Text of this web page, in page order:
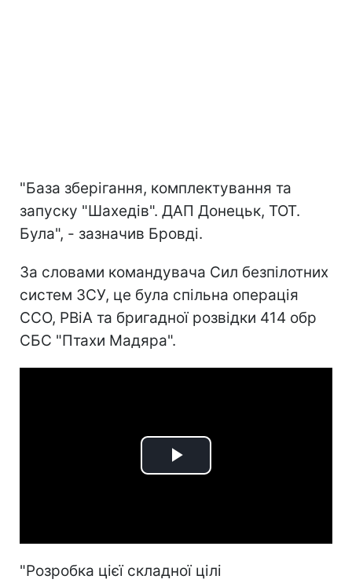
"База зберігання, комплектування та
запуску "Шахедів". ДАП Донецьк, ТОТ.
Була", - зазначив Бровді.
За словами командувача Сил безпілотних
систем ЗСУ, це була спільна операція
ССО, РВіА та бригадної розвідки 414 обр
СБС "Птахи Мадяра".
Play
"Розробка цієї складної цілі